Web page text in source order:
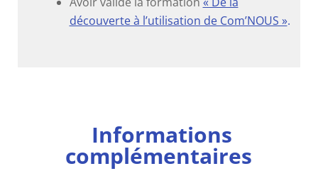
découverte à l’utilisation de Com’NOUS ».
Informations
complémentaires